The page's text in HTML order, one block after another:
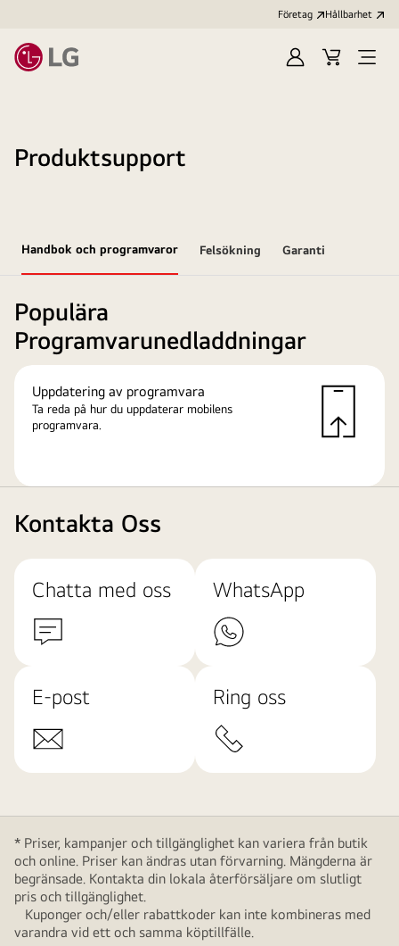
Företag Hållbarhet
LoggaKundvagn
Produktsupport
Handbok och programvaror Felsökning Garanti
Populära
Programvarunedladdningar
Uppdatering av programvara
Ta reda på hur du uppdaterar mobilens
programvara.
Kontakta Oss
Chatta med oss WhatsApp
E-post Ring oss
* Priser, kampanjer och tillgänglighet kan variera från butik
och online. Priser kan ändras utan förvarning. Mängderna är
begränsade. Kontakta din lokala återförsäljare om slutligt
pris och tillgänglighet.
Kuponger och/eller rabattkoder kan inte kombineras med
varandra vid ett och samma köptillfälle.